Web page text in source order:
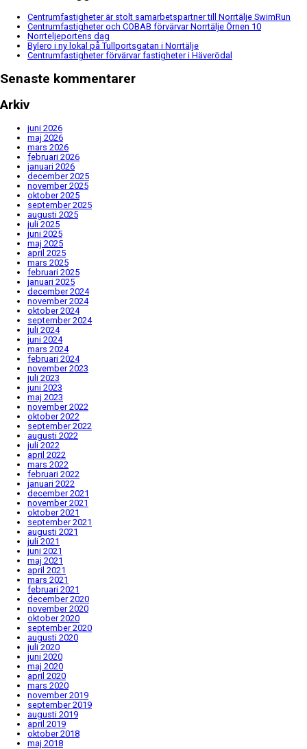
Centrumfastigheter är stolt samarbetspartner till Norrtälje SwimRun
Centrumfastigheter och COBAB förvärvar Norrtälje Örnen 10
Norrteljeportens dag
Bylero i ny lokal på Tullportsgatan i Norrtälje
Centrumfastigheter förvärvar fastigheter i Häverödal
Senaste kommentarer
Arkiv
juni 2026
maj 2026
mars 2026
februari 2026
januari 2026
december 2025
november 2025
oktober 2025
september 2025
augusti 2025
juli 2025
juni 2025
maj 2025
april 2025
mars 2025
februari 2025
januari 2025
december 2024
november 2024
oktober 2024
september 2024
juli 2024
juni 2024
mars 2024
februari 2024
november 2023
juli 2023
juni 2023
maj 2023
november 2022
oktober 2022
september 2022
augusti 2022
juli 2022
april 2022
mars 2022
februari 2022
januari 2022
december 2021
november 2021
oktober 2021
september 2021
augusti 2021
juli 2021
juni 2021
maj 2021
april 2021
mars 2021
februari 2021
december 2020
november 2020
oktober 2020
september 2020
augusti 2020
juli 2020
juni 2020
maj 2020
april 2020
mars 2020
november 2019
september 2019
augusti 2019
april 2019
oktober 2018
maj 2018